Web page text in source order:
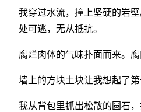
我穿过水流，撞上坚硬的岩
处可逃，无从抵抗。
腐烂肉体的气味扑面而来。
墙上的方块土块让我想起了
我从背包里抓出松散的圆石